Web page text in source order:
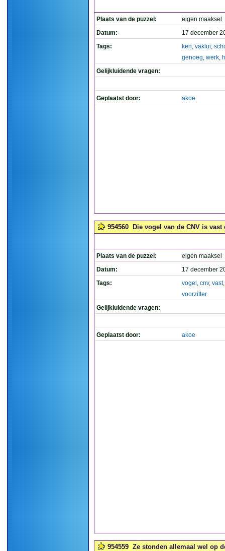
Plaats van de puzzel:
eigen maaksel
Datum:
17 december
Tags:
ken, vaklui,
genoeg, werk,
Gelijkluidende vragen:
Geplaatst door: akoe
954560 Die vogel van de CNV is
Plaats van de puzzel:
eigen maaksel
Datum:
17 december
Tags:
vogel , cnv, vast
voorzitter
Gelijkluidende vragen:
Geplaatst door: akoe
954559 Ze stonden allemaal wel op